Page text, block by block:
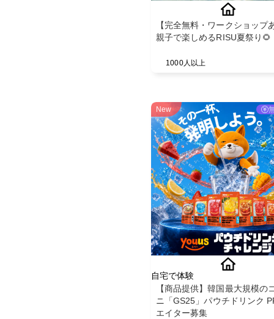
【完全無料・ワークショップ
親子で楽しめるRISU夏祭り🌻
1000人以上
New
自宅で体験
【商品提供】韓国最大規模の
ニ「GS25」パウチドリンク
エイター募集